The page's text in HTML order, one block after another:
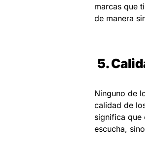
marcas que
de manera
5.
Ninguno de
calidad de
significa que
escucha,